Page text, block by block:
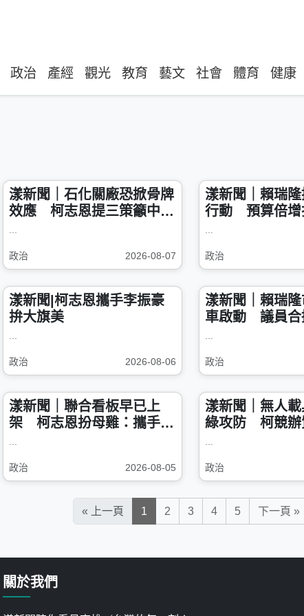
政治 產經 觀光 教育 藝文 社會 體育 健康
漾新聞｜石化關廠恐掀骨牌
效應 柯志恩提三策籲中央
政治 2026-08-07
漾新聞｜賴瑞
行動 預算倍增
政治
漾新聞|柯志恩攜手李振豪
拚大旗美
政治 2026-08-06
漾新聞｜賴瑞
車啟動 議員合
政治
漾新聞｜聯合看板早已上
架 柯志恩扮母雞：攜手議
政治 2026-08-05
漾新聞｜無人
綠攻防 柯競辦
政治
« 上一頁 1 2 3 4 5 下一頁 »
關於我們